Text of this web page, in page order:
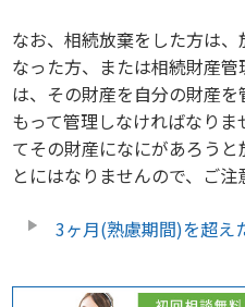
なお、相続放棄をした方は
なった方、または相続財産
は、その財産を自分の財産
もって管理しなければなり
てその財産になにがあろう
とにはなりませんので、ご注
3ヶ月(熟慮期間)を超え